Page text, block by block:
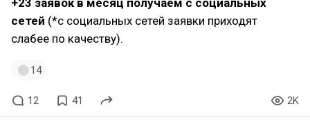
+23 заявок в месяц получаем с социальных
сетей (*с социальных сетей заявки приходят
слабее по качеству).
14
12 41 2K